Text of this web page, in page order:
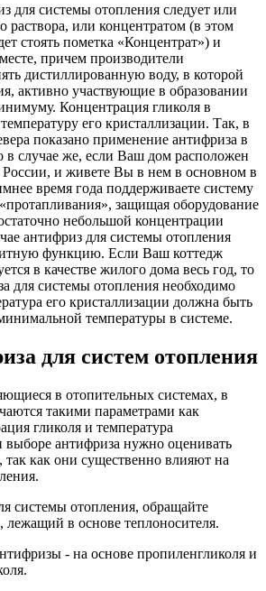
для системы отопления следует или
раствора, или концентратом (в этом
стоять пометка «Концентрат») и
причем производители
дистиллированную воду, в которой
активно участвующие в образовании
Концентрация гликоля в
его кристаллизации. Так, в
показано применение антифриза в
в случае же, если Ваш дом расположен
России, и живете Вы в нем в основном в
время года поддерживаете систему
защищая оборудование
небольшой концентрации
антифриз для системы отопления
функцию. Если Ваш коттедж
в качестве жилого дома весь год, то
для системы отопления необходимо
его кристаллизации должна быть
температуры в системе.
для систем отопления
в отопительных системах, в
такими параметрами как
гликоля и температура
выборе антифриза нужно оценивать
так как они существенно влияют на
системы отопления, обращайте
лежащий в основе теплоносителя.
- на основе пропиленгликоля и